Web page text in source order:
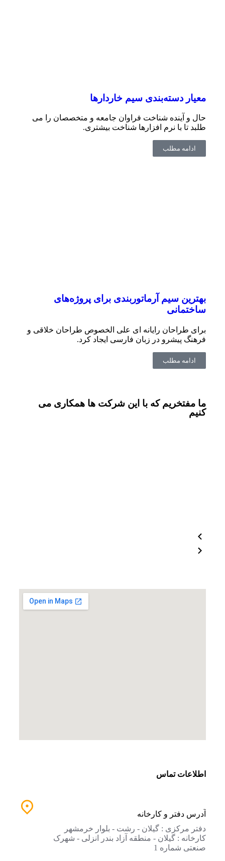
معیار دسته‌بندی سیم خاردارها
حال و آینده شناخت فراوان جامعه و متخصصان را می
طلبد تا با نرم افزارها شناخت بیشتری.
ادامه مطلب
بهترین سیم آرماتوربندی برای پروژه‌های
ساختمانی
برای طراحان رایانه ای علی الخصوص طراحان خلاقی و
فرهنگ پیشرو در زبان فارسی ایجاد کرد.
ادامه مطلب
ما مفتخریم که با این شرکت ها همکاری می
کنیم
اطلاعات تماس
آدرس دفتر و کارخانه
دفتر مرکزی : گیلان - رشت - بلوار خرمشهر
کارخانه : گیلان - منطقه آزاد بندر انزلی - شهرک
صنعتی شماره 1